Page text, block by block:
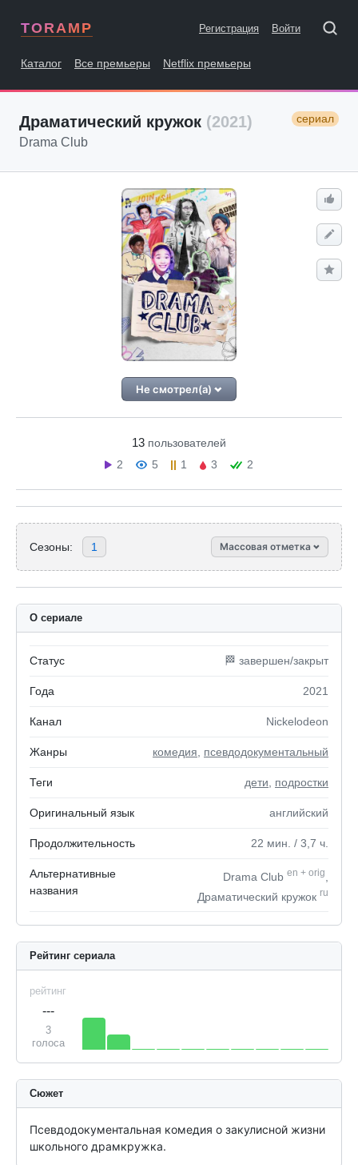
TORAMP Регистрация Войти
Каталог Все премьеры Netflix премьеры
Драматический кружок (2021) сериал
Drama Club
Не смотрел(а)
13 пользователей
2
5 1 3 2
Сезоны: 1 Массовая отметка
О сериале
Статус 🏁 завершен/закрыт
Года 2021
Канал Nickelodeon
Жанры комедия псевдодокументальный
Теги дети подростки
Оригинальный язык английский
Продолжительность 22 мин. / 3,7 ч.
Альтернативные
названия
Drama Club en + orig
Драматический кружок ru
Рейтинг сериала
рейтинг
---
3
голоса
Сюжет
Псевдодокументальная комедия о закулисной жизни
школьного драмкружка.